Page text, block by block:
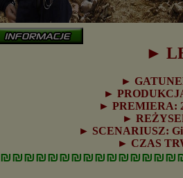
►
►
►
► PREMIERA:
►
► SCENARIUSZ:
► CZAS